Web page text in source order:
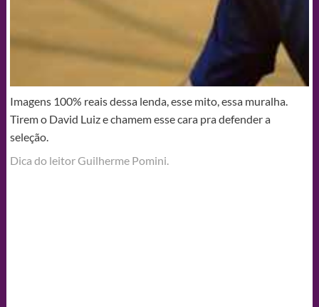
Imagens 100% reais dessa lenda, esse mito, essa muralha.
Tirem o David Luiz e chamem esse cara pra defender a
seleção.
Dica do leitor Guilherme Pomini.